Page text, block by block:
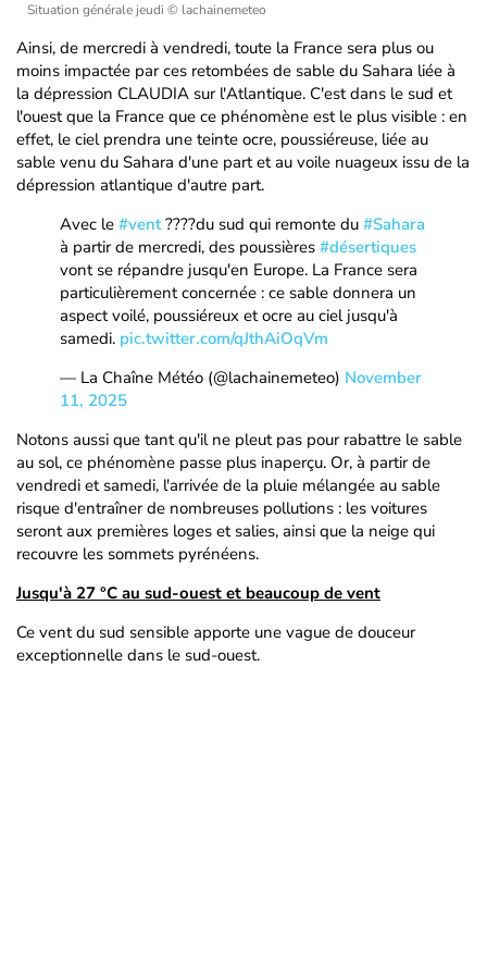
Situation générale jeudi © lachainemeteo
Ainsi, de mercredi à vendredi, toute la France sera plus ou
moins impactée par ces retombées de sable du Sahara liée à
la dépression CLAUDIA sur l'Atlantique. C'est dans le sud et
l'ouest que la France que ce phénomène est le plus visible : en
effet, le ciel prendra une teinte ocre, poussiéreuse, liée au
sable venu du Sahara d'une part et au voile nuageux issu de la
dépression atlantique d'autre part.
Avec le #vent????du sud qui remonte du #Sahara
à partir de mercredi, des poussières #désertiques
vont se répandre jusqu'en Europe. La France sera
particulièrement concernée : ce sable donnera un
aspect voilé, poussiéreux et ocre au ciel jusqu'à
samedi. pic.twitter.com/qJthAiOqVm
— La Chaîne Météo (@lachainemeteo) November
11, 2025
Notons aussi que tant qu'il ne pleut pas pour rabattre le sable
au sol, ce phénomène passe plus inaperçu. Or, à partir de
vendredi et samedi, l'arrivée de la pluie mélangée au sable
risque d'entraîner de nombreuses pollutions : les voitures
seront aux premières loges et salies, ainsi que la neige qui
recouvre les sommets pyrénéens.
Jusqu'à 27 °C au sud-ouest et beaucoup de vent
Ce vent du sud sensible apporte une vague de douceur
exceptionnelle dans le sud-ouest.